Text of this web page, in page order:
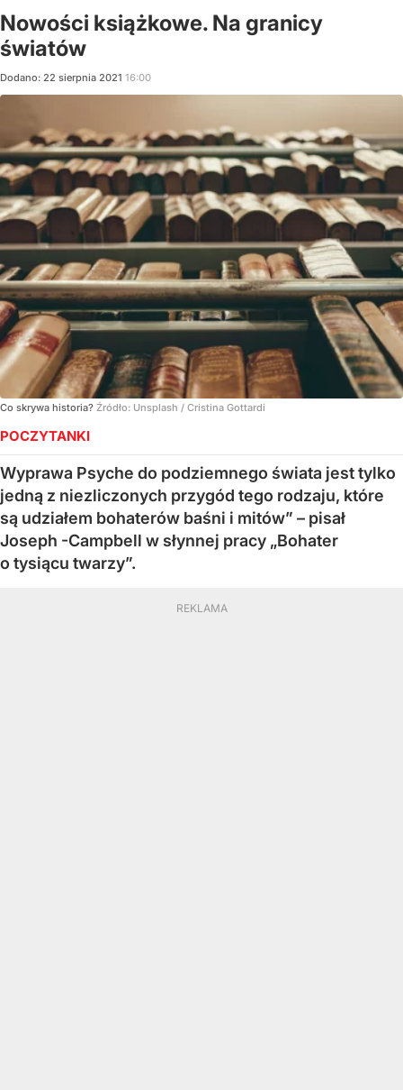
Nowości książkowe. Na granicy
światów
Dodano: 22 sierpnia 2021 16:00
Co skrywa historia? Źródło: Unsplash / Cristina Gottardi
POCZYTANKI
Wyprawa Psyche do podziemnego świata jest tylko
jedną z niezliczonych przygód tego rodzaju, które
są udziałem bohaterów baśni i mitów” – pisał
Joseph -Campbell w słynnej pracy „Bohater
o tysiącu twarzy”.